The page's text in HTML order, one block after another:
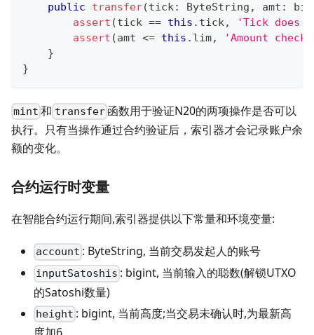
public
transfer(tick: ByteString , amt :
assert (tick == this . tick,
'Tick does
assert (amt <= this . lim,
'Amount
}
}
mint 和 transfer函数用于验证N20的两项操作是否可以
执行。只有当操作通过合约验证后，索引器才会记录账户余
额的变化。
合约运行时变量
在智能合约运行期间,索引器提供以下常量和环境变量:
account : ByteString, 当前交易发起人的账号
inputSatoshis : bigint, 当前输入的聪数(解锁UTXO
的Satoshi数量)
height : bigint, 当前高度;当交易未确认时,为最新高